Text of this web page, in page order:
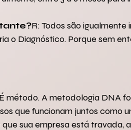
R: Todos são
o Diagnóstico. Porque sem
método. A metodologia DNA
que funcionam juntos como
sua empresa está travada,